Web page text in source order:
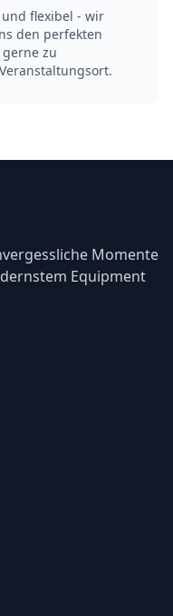
und flexibel - wir
den perfekten
zu
Momente
Equipment